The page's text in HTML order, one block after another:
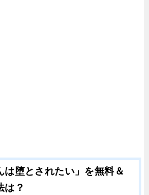
は堕とされたい」を無料＆
は？